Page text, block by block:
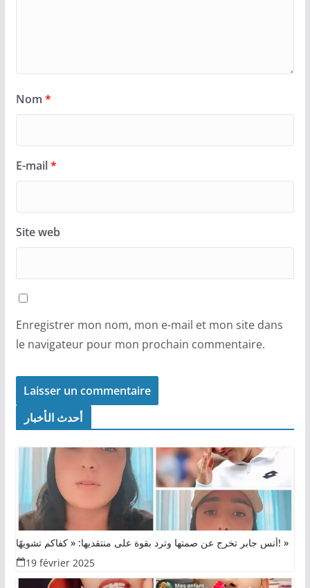
Nom *
E-mail*
Site web
Enregistrer mon nom, mon e-mail et mon site dans
le navigateur pour mon prochain commentaire.
أحدث الأخبار
أنس جابر تخرج عن صمتها وترد بقوة على منتقديها: « كفاكم تشويهًا! »
19 février 2025